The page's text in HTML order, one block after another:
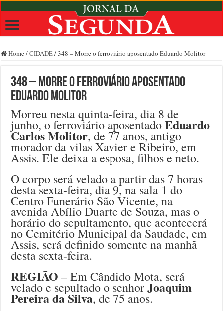
Home /CIDADE/348 – Morre o ferroviário aposentado Eduardo Molitor
348 – Morre o ferroviário aposentado
Eduardo Molitor
Morreu nesta quinta-feira, dia 8 de
junho, o ferroviário aposentadoEduardo
Carlos Molitor, de 77 anos, antigo
morador da vilas Xavier e Ribeiro, em
Assis. Ele deixa a esposa, filhos e neto.
O corpo será velado a partir das 7 horas
desta sexta-feira, dia 9, na sala 1 do
Centro Funerário São Vicente, na
avenida Abílio Duarte de Souza, mas o
horário do sepultamento, que acontecerá
no Cemitério Municipal da Saudade, em
Assis, será definido somente na manhã
desta sexta-feira.
REGIÃO – Em Cândido Mota, será
velado e sepultado o senhorJoaquim
Pereira da Silva, de 75 anos.